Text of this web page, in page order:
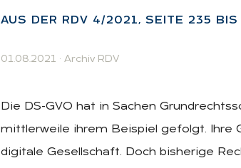
AUS DER RDV 4/2021, SEI­TE 235 BIS
01.08.2021 · Archiv RDV
Die DS-GVO hat in Sachen
mittlerweile ihrem Beispiel gefolgt. Ihre
digitale Gesellschaft. Doch bisherige